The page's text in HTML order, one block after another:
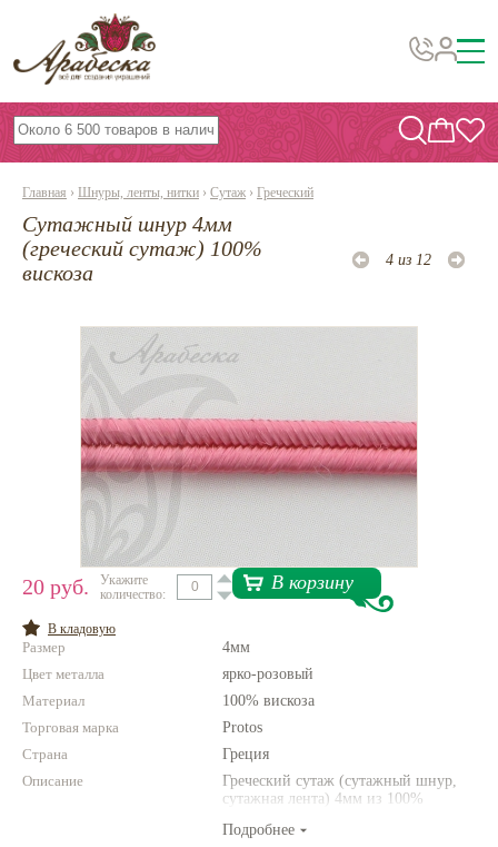
Бусины, подвески, декор
Бисер
Фурнитура
Проволока
Инструменты и материалы
Эпоксидная смола
Шнуры, ленты, нитки
По темам и сезонам
Бисер TOHO
Нетемнеющая фурнитура
Всё для вышивки
Натуральные камни
Новинки!
Фотофорум
Главная › Шнуры, ленты, нитки › Сутаж › Греческий
Сутажный шнур 4мм
(греческий сутаж) 100%
вискоза
4 из 12
20 руб.
Укажите
количество:
В корзину
В кладовую
Размер
4мм
Цвет металла
ярко-розовый
Материал
100% вискоза
Торговая марка
Protos
Страна
Греция
Описание
Греческий сутаж (сутажный шнур,
сутажная лента) 4мм из 100%
Подробнее